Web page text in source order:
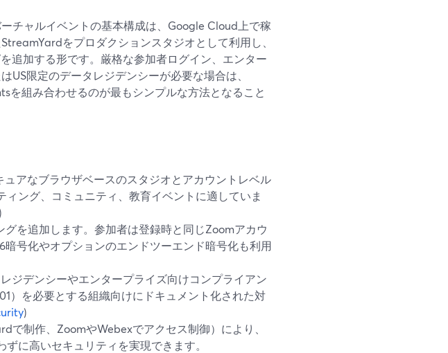
チャルイベントの基本構成は、Google Cloud上で稼
をプロダクションスタジオとして利用し、
追加する形です。厳格な参加者ログイン、エンター
US限定のデータレジデンシーが必要な場合は、
を組み合わせるのが最もシンプルな方法となること
アなブラウザベースのスタジオとアカウントレベル
ング、コミュニティ、教育イベントに適していま
)
を追加します。参加者は登録時と同じZoomアカウ
号化やオプションのエンドツーエンド暗号化も利用
ジデンシーやエンタープライズ向けコンプライアン
）を必要とする組織向けにドキュメント化された対
)
で制作、ZoomやWebexでアクセス制御）により、
に高いセキュリティを実現できます。